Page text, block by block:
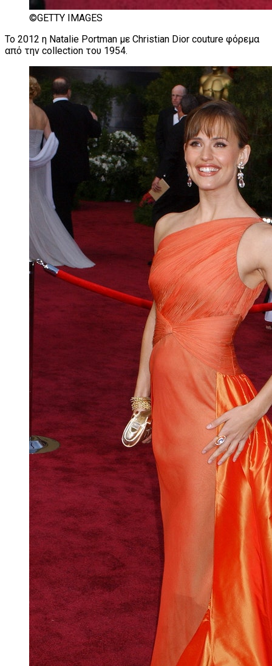
©GETTY IMAGES
Το 2012 η Natalie Portman με Christian Dior couture φόρεμα
από την collection του 1954.